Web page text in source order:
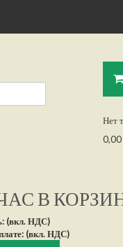
Нет
0,00
В
(вкл. НДС)
(вкл. НДС)